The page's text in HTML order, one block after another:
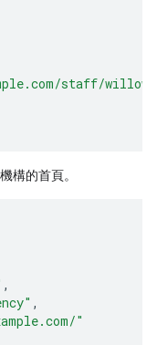
staff/
構的首頁。
,
,
"